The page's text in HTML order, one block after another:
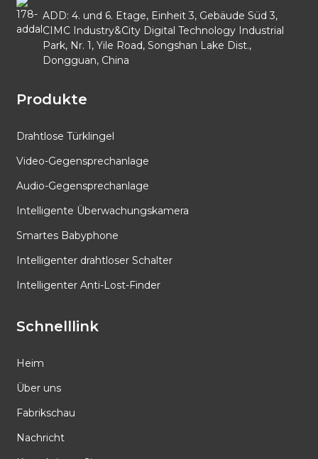
ADD: 4. und 6. Etage, Einheit 3, Gebäude Süd 3,
CIMC Industry&City Digital Technology Industrial
Park, Nr. 1, Yile Road, Songshan Lake Dist.,
Dongguan, China
Produkte
Drahtlose Türklingel
Video-Gegensprechanlage
Audio-Gegensprechanlage
Intelligente Überwachungskamera
Smartes Babyphone
Intelligenter drahtloser Schalter
Intelligenter Anti-Lost-Finder
Schnelllink
Heim
Über uns
Fabrikschau
Nachricht